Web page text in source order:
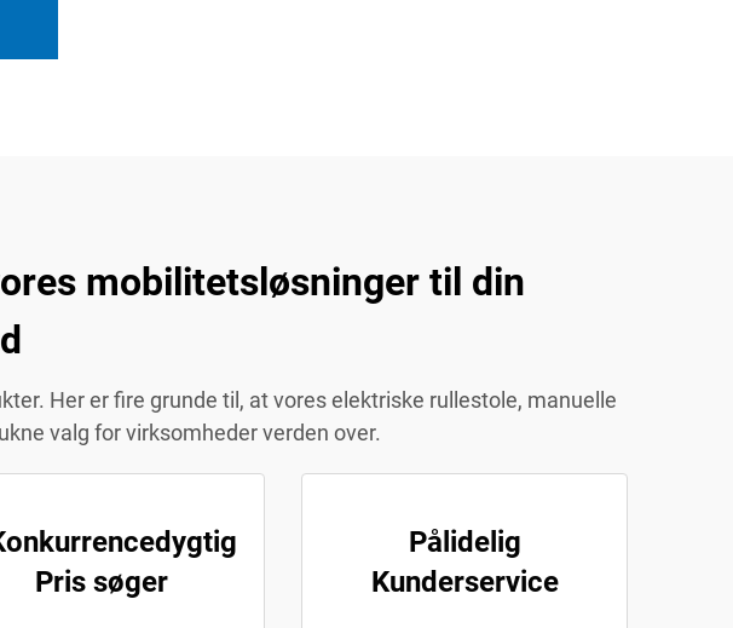
mobilitetsløsninger til din
Her er fire grunde til, at vores elektriske rullestole, manuelle
valg for virksomheder verden over.
Pris søger
Pålidelig
Kunderservice